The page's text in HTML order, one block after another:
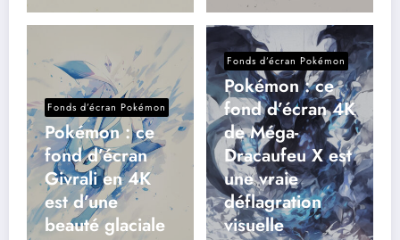
Fonds d’écran Pokémon
Pokémon : ce
fond d’écran
Givrali en 4K
est d’une
beauté glaciale
Fonds d’écran Pokémon
Pokémon : ce
fond d’écran 4K
de Méga-
Dracaufeu X est
une vraie
déflagration
visuelle